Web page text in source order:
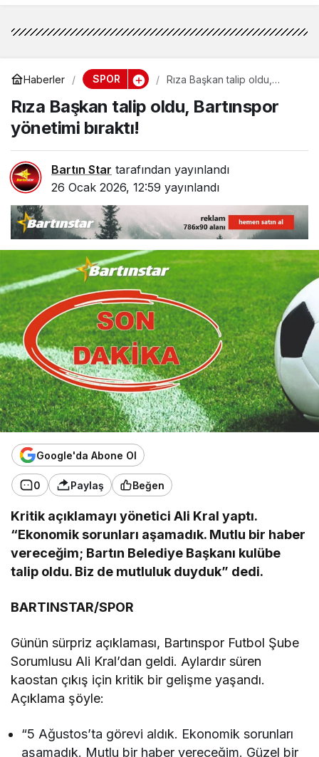
Haberler SPOR
Rıza Başkan talip oldu,
Rıza Başkan talip oldu, Bartınspor
yönetimi bıraktı!
Bartın Star tarafından yayınlandı
26 Ocak 2026, 12:59 yayınlandı
Google'da Abone Ol
0 Paylaş Beğen
Kritik açıklamayı yönetici Ali Kral yaptı.
“Ekonomik sorunları aşamadık. Mutlu bir haber
vereceğim; Bartın Belediye Başkanı kulübe
talip oldu. Biz de mutluluk duyduk” dedi.
BARTINSTAR/SPOR
Günün sürpriz açıklaması, Bartınspor Futbol Şube
Sorumlusu Ali Kral’dan geldi. Aylardır süren
kaostan çıkış için kritik bir gelişme yaşandı.
Açıklama şöyle:
“5 Ağustos’ta görevi aldık. Ekonomik sorunları
aşamadık. Mutlu bir haber vereceğim. Güzel bir